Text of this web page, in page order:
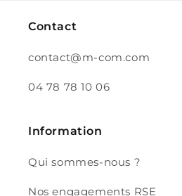
Contact
contact@m-com.com
04 78 78 10 06
Information
Qui sommes-nous ?
Nos engagements RSE